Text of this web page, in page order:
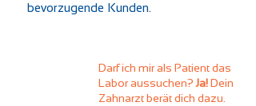
bevorzugende Kunden.
Darf ich mir als Patient das
Labor aussuchen?Ja!Dein
Zahnarzt berät dich dazu.